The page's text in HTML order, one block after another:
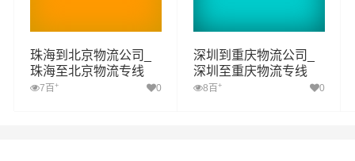
珠海到北京物流公司_
珠海至北京物流专线
7百 + 0
深圳到重庆物流公司_
深圳至重庆物流专线
8百 + 0